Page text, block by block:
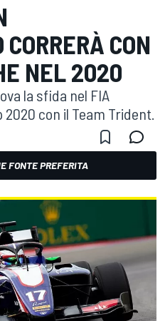
CON
NEL 2020
la sfida nel FIA
con il Team Trident.
FONTE PREFERITA